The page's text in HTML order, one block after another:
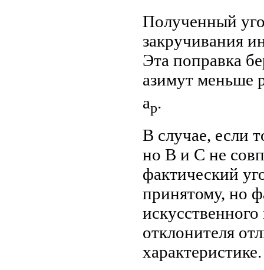
Полученный
закручивания
Эта поправка
азимут меньше
aр.
В случае, если
но В и С не
фактический
принятому, но
отклонителя
характеристике.